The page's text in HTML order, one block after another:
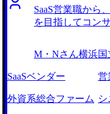
た。 コンサルティン
特定から戦略立案、要
転職活動を始めた当初
という思いがあるだけ
と、MyVisionさんの計
ムを幅広く多数紹介し
MyVisionさんはコンサ
SaaS営業職から
を目指してコン
M・Nさん横浜国
SaaSベンダー 営
外資系総合ファーム